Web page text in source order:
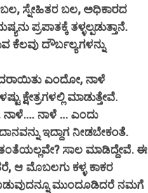
ಸ್ನೇಹಿತರ ಬಲ, ಅಧಿಕಾರದ
ತಳ್ಳಲ್ಪಡುತ್ತಾನೆ.
ಕೆಲವು ದೌರ್ಬಲ್ಯಗಳನ್ನು
ಎಂದೋ, ನಾಳೆ
ಮಾಡುತ್ತೇವೆ.
ನಾಳೆ ... ಎಂದು
ಇದ್ದಾಗ ನೀಡಬೇಕಂತೆ.
ಸಾಲ ಮಾಡಿದ್ದೇವೆ. ಈ
ಆ ಮೊಬಲಗು ಕಳ್ಳ ಕಾಕರ
ಮುಂದೂಡಿದರೆ ನಮಗೆ